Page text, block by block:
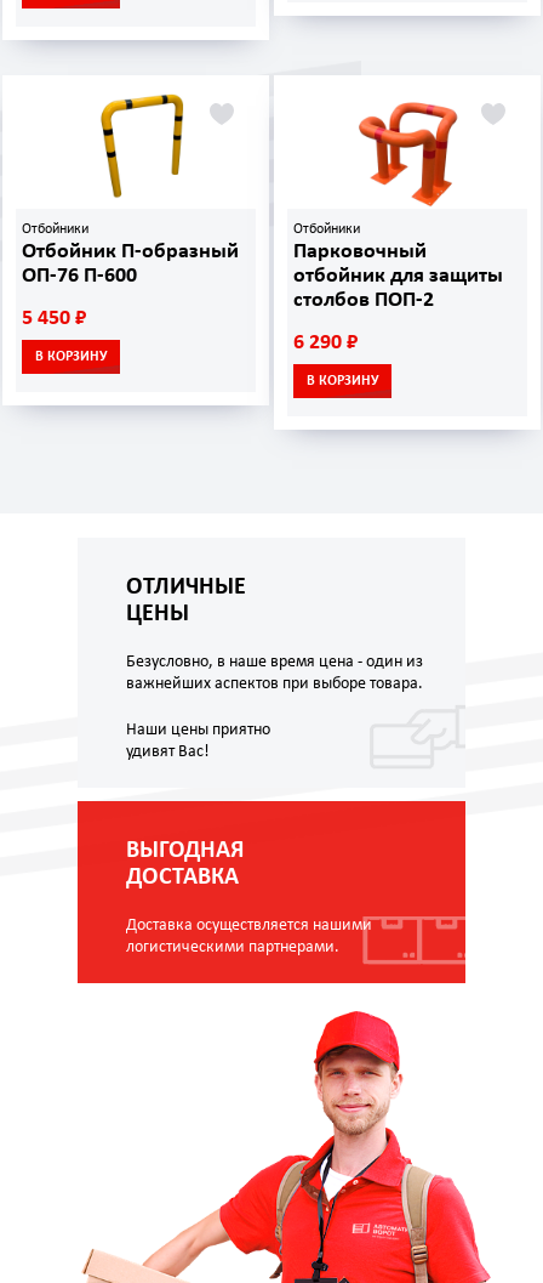
Отбойники
Отбойник П-образный
ОП-76 П-600
5 450 ₽
В КОРЗИНУ
Отбойники
Парковочный
отбойник для защиты
столбов ПОП-2
6 290 ₽
В КОРЗИНУ
ОТЛИЧНЫЕ
ЦЕНЫ
Безусловно, в наше время цена - один из
важнейших аспектов при выборе товара.
Наши цены приятно
удивят Вас!
ВЫГОДНАЯ
ДОСТАВКА
Доставка осуществляется нашими
логистическими партнерами.